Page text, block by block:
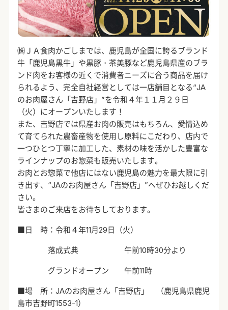
㈱ＪＡ食肉かごしまでは、鹿児島が全国に誇るブランド
牛「鹿児島黒牛」や黒豚・茶美豚など鹿児島県産のブラ
ンド肉をお客様の近くで消費者ニーズに合う商品を届け
られるよう、完全自社経営としては一店舗目となる“JA
のお肉屋さん「吉野店」”を令和４年１１月２９日
（火）にオープンいたします！
また、吉野店では県産お肉の販売はもちろん、愛情込め
て育てられた農畜産物を使用し原料にこだわり、店内で
一つひとつ丁寧に加工した、素材の味を活かした豊富な
ラインナップのお惣菜も販売いたします。
お肉とお惣菜で他店にはない鹿児島の魅力を最大限に引
き出す、“JAのお肉屋さん「吉野店」”へぜひお越しくだ
さい。
皆さまのご来店をお待ちしております。
■日 時：令和４年11月29日（火）
落成式典 午前10時30分より
グランドオープン 午前11時
■場 所：JAのお肉屋さん「吉野店」 （鹿児島県鹿児
島市吉野町1553-1）